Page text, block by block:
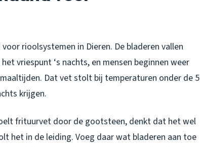
rioolsystemen in Dieren. De bladeren vallen
vriespunt ‘s nachts, en mensen beginnen weer
Dat vet stolt bij temperaturen onder de 5
krijgen.
frituurvet door de gootsteen, denkt dat het wel
het in de leiding. Voeg daar wat bladeren aan toe